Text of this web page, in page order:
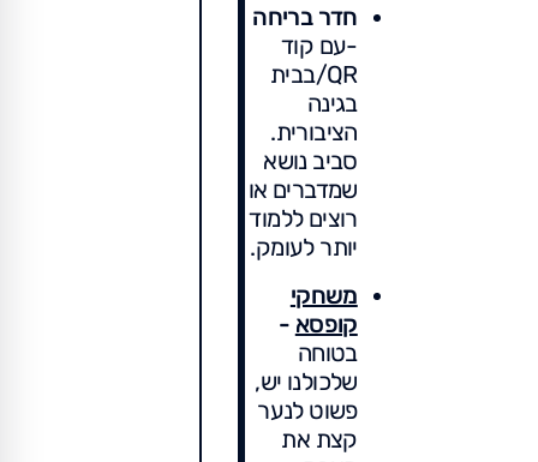
חדר בריחה
-עם קוד
QR/בבית
בגינה
הציבורית.
סביב נושא
שמדברים או
רוצים ללמוד
יותר לעומק.
משחקי
קופסא -
בטוחה
שלכולנו יש,
פשוט לנער
קצת את